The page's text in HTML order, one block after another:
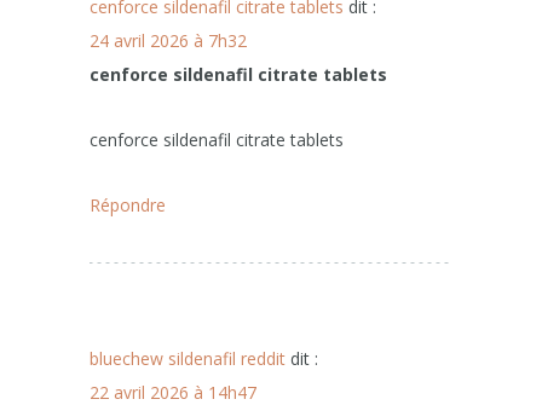
cenforce sildenafil citrate tablets dit :
24 avril 2026 à 7h32
cenforce sildenafil citrate tablets
cenforce sildenafil citrate tablets
Répondre
bluechew sildenafil reddit dit :
22 avril 2026 à 14h47